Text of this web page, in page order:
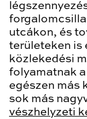
utcákon, és
területeken is
közlekedési
folyamatnak
egészen más
sok más
vészhelyzeti